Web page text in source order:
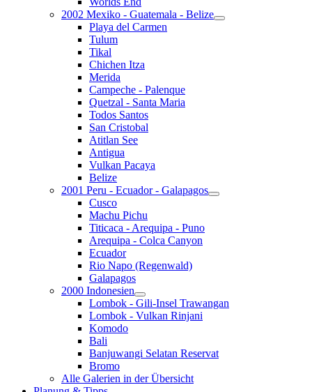
2002 Mexiko - Guatemala - Belize
Playa del Carmen
Tulum
Tikal
Chichen Itza
Merida
Campeche - Palenque
Quetzal - Santa Maria
Todos Santos
San Cristobal
Atitlan See
Antigua
Vulkan Pacaya
Belize
2001 Peru - Ecuador - Galapagos
Cusco
Machu Pichu
Titicaca - Arequipa - Puno
Arequipa - Colca Canyon
Ecuador
Rio Napo (Regenwald)
Galapagos
2000 Indonesien
Lombok - Gili-Insel Trawangan
Lombok - Vulkan Rinjani
Komodo
Bali
Banjuwangi Selatan Reservat
Bromo
Alle Galerien in der Übersicht